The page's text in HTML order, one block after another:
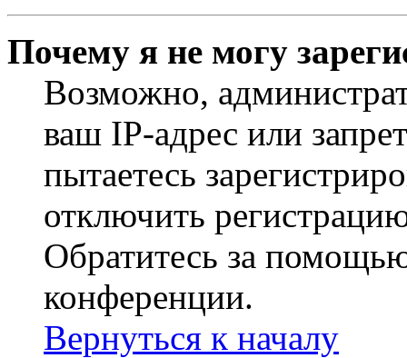
Почему я не могу
Возможно,
ваш IP-адрес или
пытаетесь
отключить
Обратитесь за
конференции.
Вернуться к началу